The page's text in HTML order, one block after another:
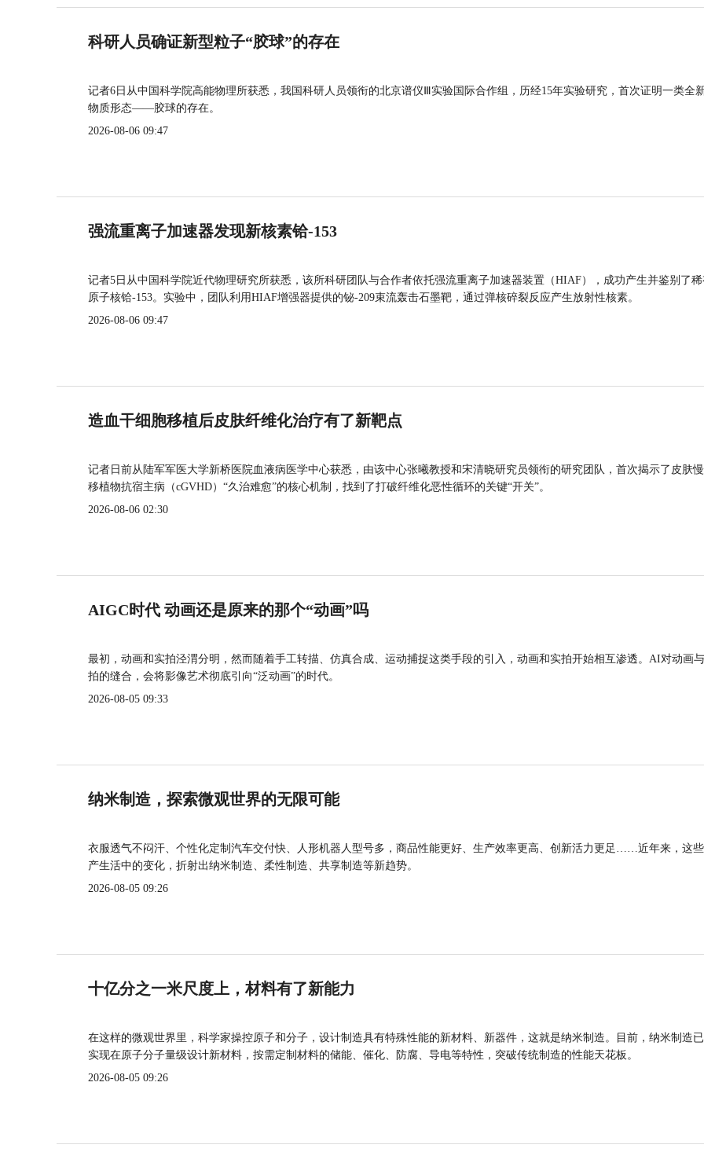
科研人员确证新型粒子“胶球”的存在
记者6日从中国科学院高能物理所获悉，我国科研人员领衔的北京谱仪Ⅲ实验国际合作组，历经15年实验研究，首次证明一类全
物质形态——胶球的存在。
2026-08-06 09:47
强流重离子加速器发现新核素铪-153
记者5日从中国科学院近代物理研究所获悉，该所科研团队与合作者依托强流重离子加速器装置（HIAF），成功产生并鉴别了
原子核铪-153。实验中，团队利用HIAF增强器提供的铋-209束流轰击石墨靶，通过弹核碎裂反应产生放射性核素。
2026-08-06 09:47
造血干细胞移植后皮肤纤维化治疗有了新靶点
记者日前从陆军军医大学新桥医院血液病医学中心获悉，由该中心张曦教授和宋清晓研究员领衔的研究团队，首次揭示了皮肤
移植物抗宿主病（cGVHD）“久治难愈”的核心机制，找到了打破纤维化恶性循环的关键“开关”。
2026-08-06 02:30
AIGC时代 动画还是原来的那个“动画”吗
最初，动画和实拍泾渭分明，然而随着手工转描、仿真合成、运动捕捉这类手段的引入，动画和实拍开始相互渗透。AI对动画
拍的缝合，会将影像艺术彻底引向“泛动画”的时代。
2026-08-05 09:33
纳米制造，探索微观世界的无限可能
衣服透气不闷汗、个性化定制汽车交付快、人形机器人型号多，商品性能更好、生产效率更高、创新活力更足……近年来，这
产生活中的变化，折射出纳米制造、柔性制造、共享制造等新趋势。
2026-08-05 09:26
十亿分之一米尺度上，材料有了新能力
在这样的微观世界里，科学家操控原子和分子，设计制造具有特殊性能的新材料、新器件，这就是纳米制造。目前，纳米制造
实现在原子分子量级设计新材料，按需定制材料的储能、催化、防腐、导电等特性，突破传统制造的性能天花板。
2026-08-05 09:26